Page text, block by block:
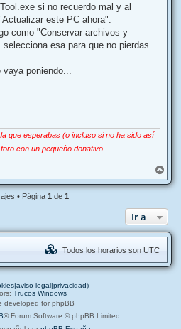
si no recuerdo mal y al
este PC ahora".
como "Conservar archivos y
esa para que no pierdas
poniendo...
que esperabas (o incluso si no ha sido así
con un pequeño donativo.
r
r
b
• Página 1 de 1
Ir a
Todos los horarios son UTC
legal|privacidad)
Trucos Windows
developed for phpBB
® Forum Software © phpBB Limited